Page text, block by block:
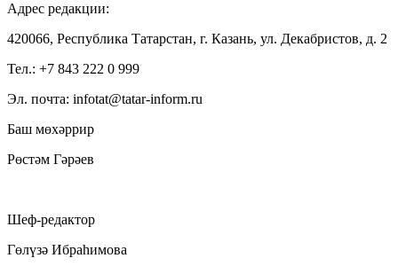
Адрес редакции:
420066, Республика Татарстан, г. Казань, ул. Декабристов, д. 2
Тел.: +7 843 222 0 999
Эл. почта: infotat@tatar-inform.ru
Баш мөхәррир
Рөстәм Гәрәев
Шеф-редактор
Гөлүзә Ибраһимова